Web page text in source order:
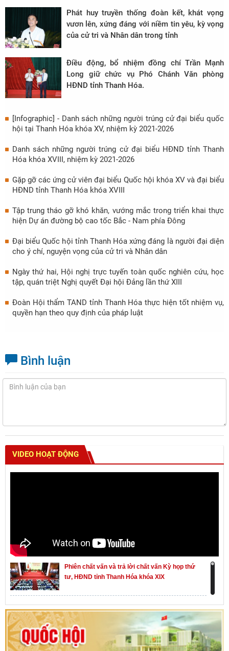
Phát huy truyền thống đoàn kết, khát vọng
vươn lên, xứng đáng với niềm tin yêu, kỳ vọng
của cử tri và Nhân dân trong tỉnh
Điều động, bổ nhiệm đồng chí Trần Mạnh
Long giữ chức vụ Phó Chánh Văn phòng
HĐND tỉnh Thanh Hóa.
[Infographic] - Danh sách những người trúng cử đại biểu quốc
hội tại Thanh Hóa khóa XV, nhiệm kỳ 2021-2026
Danh sách những người trúng cử đại biểu HĐND tỉnh Thanh
Hóa khóa XVIII, nhiệm kỳ 2021-2026
Gặp gỡ các ứng cử viên đại biểu Quốc hội khóa XV và đại biểu
HĐND tỉnh Thanh Hóa khóa XVIII
Tập trung tháo gỡ khó khăn, vướng mắc trong triển khai thực
hiện Dự án đường bộ cao tốc Bắc - Nam phía Đông
Đại biểu Quốc hội tỉnh Thanh Hóa xứng đáng là người đại diện
cho ý chí, nguyện vọng của cử tri và Nhân dân
Ngày thứ hai, Hội nghị trực tuyến toàn quốc nghiên cứu, học
tập, quán triệt Nghị quyết Đại hội Đảng lần thứ XIII
Đoàn Hội thẩm TAND tỉnh Thanh Hóa thực hiện tốt nhiệm vụ,
quyền hạn theo quy định của pháp luật
Bình luận
VIDEO HOẠT ĐỘNG
Phiên chất vấn và trả lời chất vấn Kỳ họp thứ
tư, HĐND tỉnh Thanh Hóa khóa XIX
Khai mạc kỳ họp thứ Nhất, Quốc hội khóa XVI
Hướng dẫn quy trình bỏ phiếu bầu cử ĐBQH